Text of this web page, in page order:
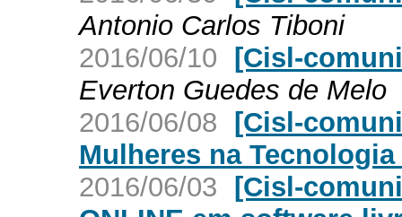
Antonio Carlos Tiboni
2016/06/10 [Cisl-
Everton Guedes de Melo
2016/06/08 [Cisl-
Mulheres na Tecnologia
2016/06/03 [Cisl-